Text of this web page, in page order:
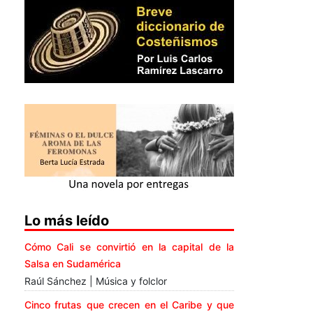
Lo más leído
Cómo Cali se convirtió en la capital de la
Salsa en Sudamérica
Raúl Sánchez | Música y folclor
Cinco frutas que crecen en el Caribe y que